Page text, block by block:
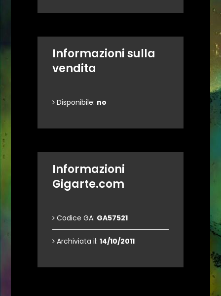
Informazioni sulla
vendita
Disponibile: no
Informazioni
Gigarte.com
Codice GA: GA57521
Archiviata il: 14/10/2011